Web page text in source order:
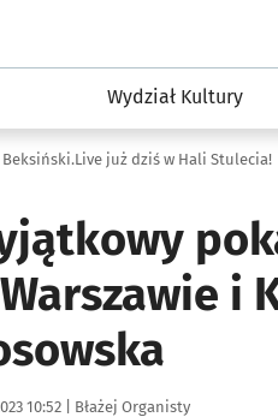
Wydział Kultury
Beksiński.Live już dziś w Hali Stulecia!
i
10:52 | Autor:
Błażej Organisty